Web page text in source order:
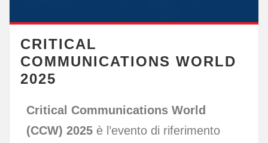
CRITICAL
COMMUNICATIONS WORLD
2025
Critical Communications World
(CCW) 2025è l’evento di riferimento